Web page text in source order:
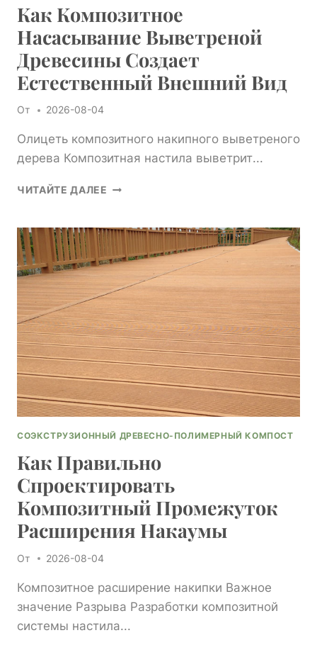
Как Композитное
Насасывание Выветреной
Древесины Создает
Естественный Внешний Вид
От 2026-08-04
Олицеть композитного накипного выветреного
дерева Композитная настила выветрит...
ЧИТАЙТЕ ДАЛЕЕ КАК
ВЫВЕТРЕНОЙ
ДРЕВЕСИНЫ
СОЗДАЕТ
ЕСТЕСТВЕННЫЙ
ВНЕШНИЙ
ВИД
СОЭКСТРУЗИОННЫЙ ДРЕВЕСНО-ПОЛИМЕРНЫЙ КОМПОСТ
Как Правильно
Спроектировать
Композитный Промежуток
Расширения Накаумы
От 2026-08-04
Композитное расширение накипки Важное
значение Разрыва Разработки композитной
системы настила...